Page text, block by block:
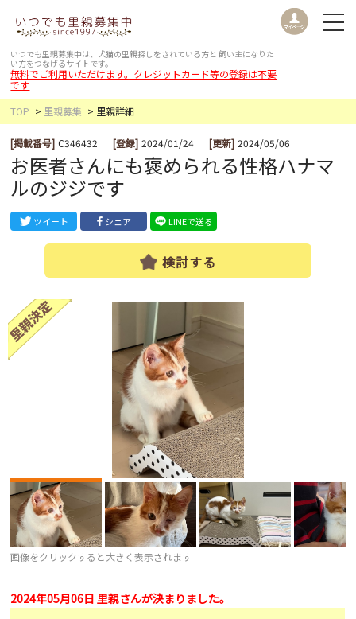
いつでも里親募集中は、犬猫の里親探しをされている方と 飼い主になりた
い方をつなげるサイトです。
無料でご利用いただけます。クレジットカード等の登録は不要
です
TOP
里親募集 里親詳細
[掲載番号] C346432 [登録] 2024/01/24 [更新] 2024/05/06
お医者さんにも褒められる性格ハナマ
ルのジジです
ツイート シェア LINEで送る
検討する
画像をクリックすると大きく表示されます
2024年05月06日 里親さんが決まりました。